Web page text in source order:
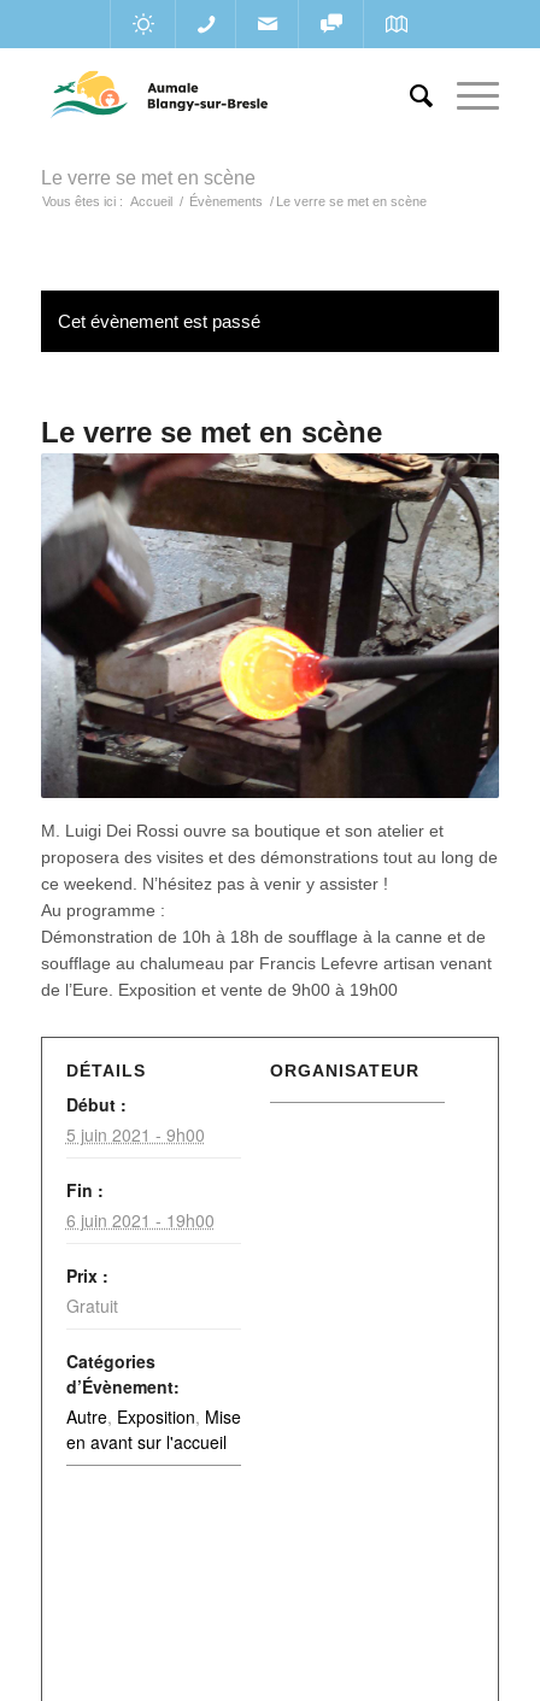
Le verre se met en scène
Vous êtes ici : Accueil / Évènements / Le verre se met en scène
Cet évènement est passé
Le verre se met en scène
M. Luigi Dei Rossi ouvre sa boutique et son atelier et
proposera des visites et des démonstrations tout au long de
ce weekend. N’hésitez pas à venir y assister !
Au programme :
Démonstration de 10h à 18h de soufflage à la canne et de
soufflage au chalumeau par Francis Lefevre artisan venant
de l’Eure. Exposition et vente de 9h00 à 19h00
DÉTAILS
Début :
5 juin 2021 - 9h00
Fin :
6 juin 2021 - 19h00
Prix :
Gratuit
Catégories
d’Évènement:
Autre, Exposition, Mise
en avant sur l'accueil
ORGANISATEUR